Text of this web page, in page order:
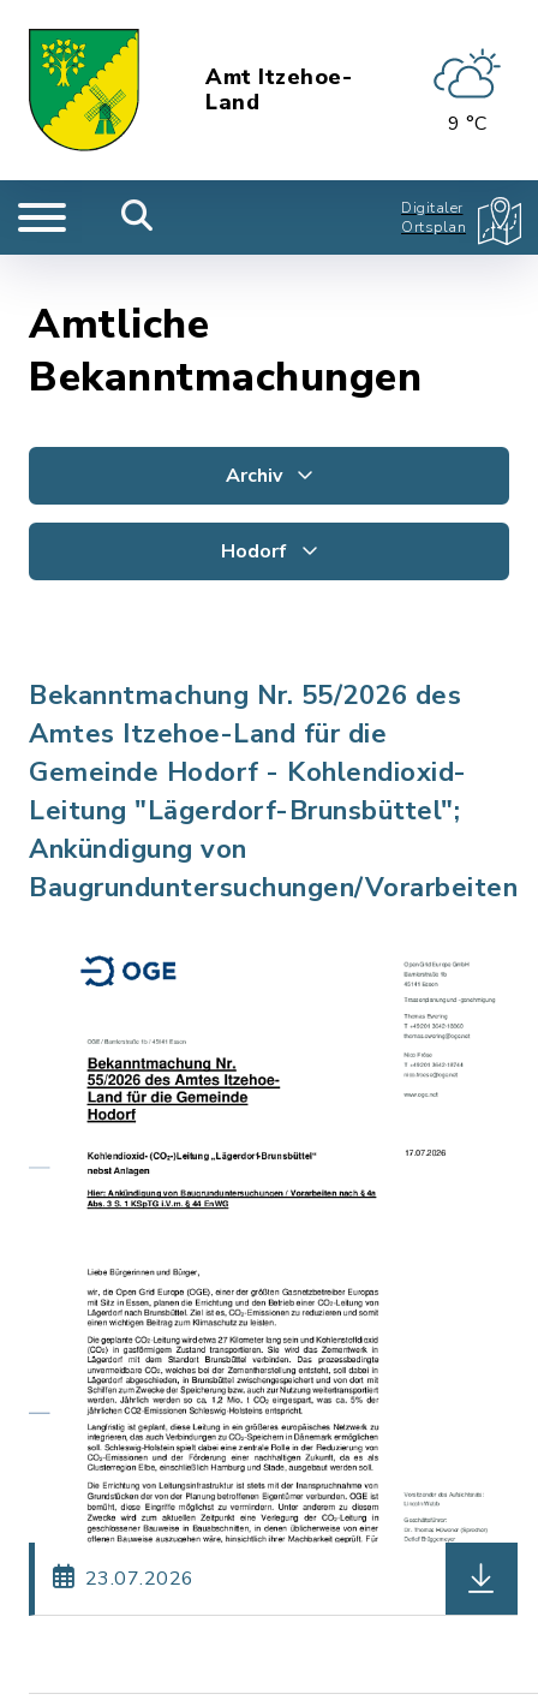
Amt Itzehoe-
Land
9 °C
Digitaler
Ortsplan
Amtliche
Bekanntmachungen
Archiv
Hodorf
Bekanntmachung Nr. 55/2026 des
Amtes Itzehoe-Land für die
Gemeinde Hodorf - Kohlendioxid-
Leitung "Lägerdorf-Brunsbüttel";
Ankündigung von
Baugrunduntersuchungen/Vorarbeiten
23.07.2026